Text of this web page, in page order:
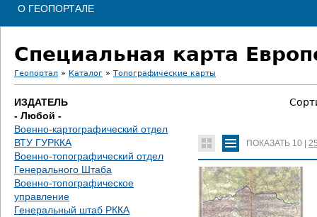
О ГЕОПОРТАЛЕ
Специальная карта
В
ы
з
д
е
Геопортал » Каталог » Топографические карты
ИЗДАТЕЛЬ
- Любой -
Военно-картографический отдел
ВТУ ГУРККА
Военно-топографический отдел
Генерального Штаба
Военно-топографическое
управление
Генеральный штаб РККА
ПОКАЗАТЬ 10